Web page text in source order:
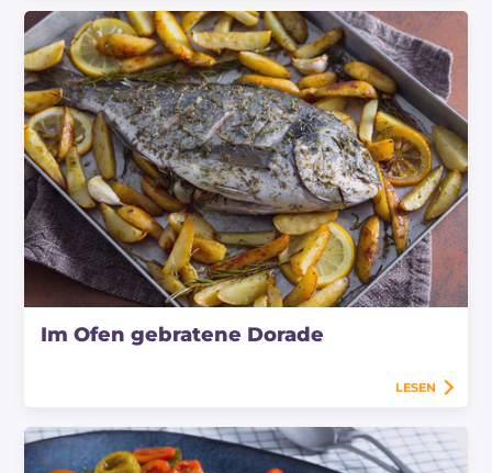
Im Ofen gebratene Dorade
LESEN